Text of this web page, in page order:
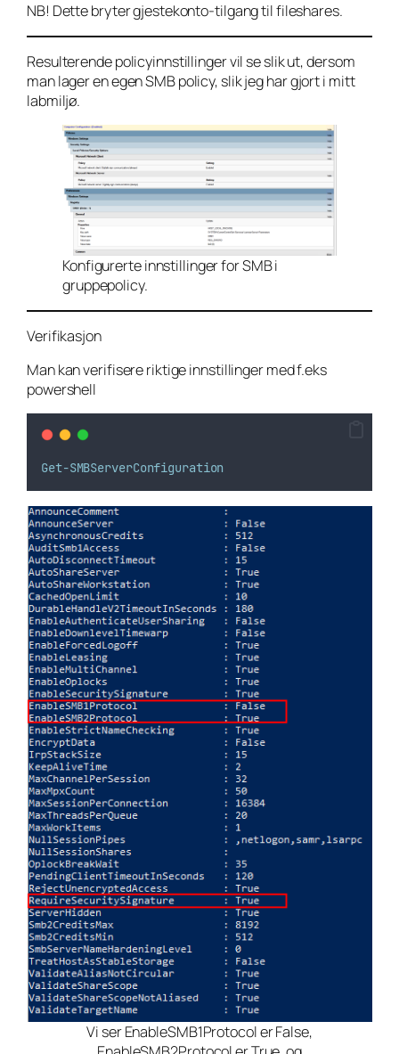
NB! Dette bryter gjestekonto-tilgang til fileshares.
Resulterende policyinnstillinger vil se slik ut, dersom
man lager en egen SMB policy, slik jeg har gjort i mitt
labmiljø.
Konfigurerte innstillinger for SMB i
gruppepolicy.
Verifikasjon
Man kan verifisere riktige innstillinger med f.eks
powershell
Get-SMBServerConfiguration
Vi ser EnableSMB1Protocol er False,